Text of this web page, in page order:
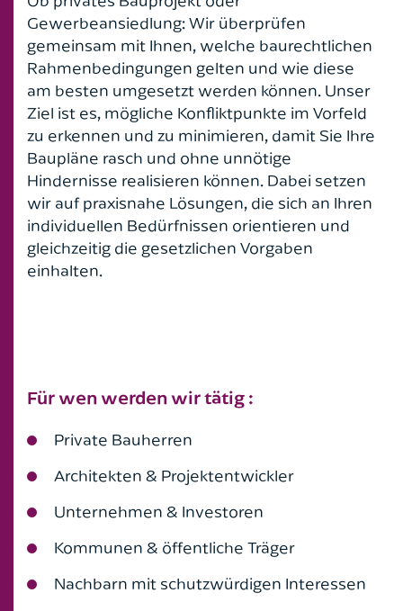
Gewerbeansiedlung: Wir überprüfen
gemeinsam mit Ihnen, welche baurechtlichen
Rahmenbedingungen gelten und wie diese
am besten umgesetzt werden können. Unser
Ziel ist es, mögliche Konfliktpunkte im Vorfeld
zu erkennen und zu minimieren, damit Sie Ihre
Baupläne rasch und ohne unnötige
Hindernisse realisieren können. Dabei setzen
wir auf praxisnahe Lösungen, die sich an Ihren
individuellen Bedürfnissen orientieren und
gleichzeitig die gesetzlichen Vorgaben
einhalten.
Für wen werden wir tätig :
Private Bauherren
Architekten & Projektentwickler
Unternehmen & Investoren
Kommunen & öffentliche Träger
Nachbarn mit schutzwürdigen Interessen